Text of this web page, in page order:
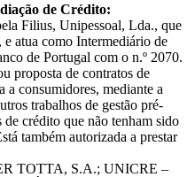
de Crédito:
Filius, Unipessoal, Lda., que
e atua como Intermediário de
de Portugal com o n.º 2070.
proposta de contratos de
a consumidores, mediante a
trabalhos de gestão pré-
crédito que não tenham sido
também autorizada a prestar
TOTTA, S.A.; UNICRE –